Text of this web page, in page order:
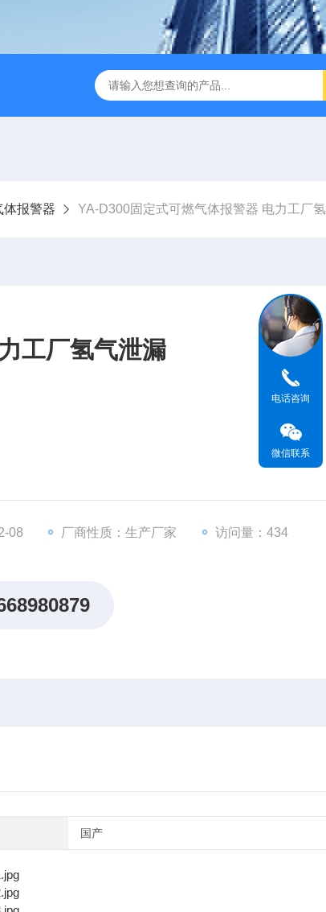
体报警器 YA-D300固定式可燃气体报警器 电力工厂
工厂氢气泄漏
无线信号，PowerBus二总线
08 厂商性质：生产厂家 访问量：434
国产
电话咨询
微信联系